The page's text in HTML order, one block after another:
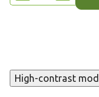
High-contrast